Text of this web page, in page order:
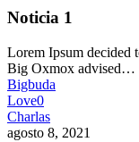
Noticia 1
Lorem Ipsum decided
Big Oxmox advised…
Bigbuda
Love0
Charlas
agosto 8, 2021